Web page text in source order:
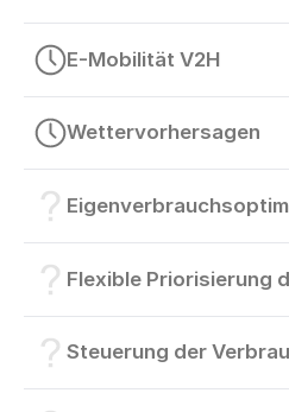
E-Mobilität V2H
Wettervorhersagen
Flexible Priorisierung
Steuerung der